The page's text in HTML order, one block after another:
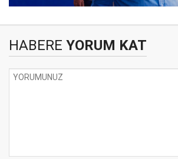
HABERE YORUM KAT